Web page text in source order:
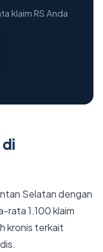
klaim RS Anda
di
Selatan dengan
rata 1.100 klaim
kronis terkait